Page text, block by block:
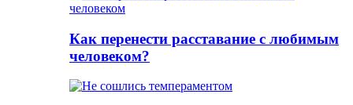
Как перенести расставание с любимым
человеком?